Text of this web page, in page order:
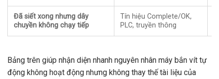
Đã siết xong nhưng dây
chuyền không chạy tiếp
Tín hiệu Complete/OK,
PLC, truyền thông
Bảng trên giúp nhận diện nhanh nguyên nhân máy bắn vít tự
động không hoạt động nhưng không thay thế tài liệu của